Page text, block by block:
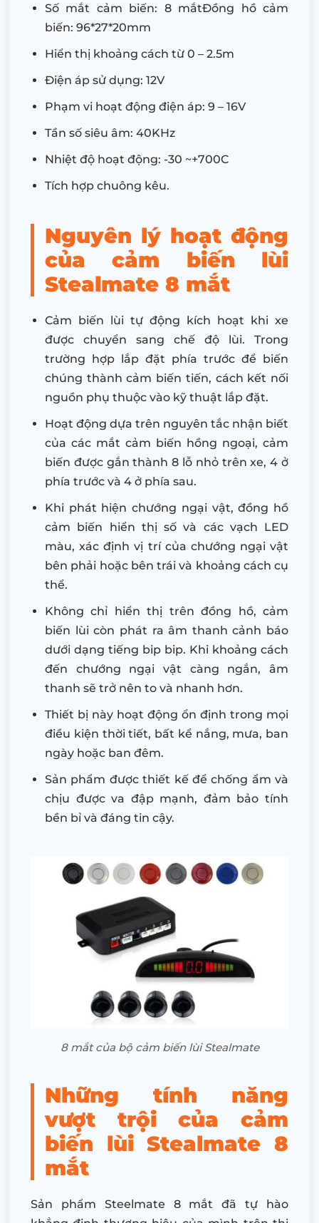
Số mắt cảm biến: 8 mắtĐồng hồ cảm
biến: 96*27*20mm
Hiển thị khoảng cách từ 0 – 2.5m
Điện áp sử dụng: 12V
Phạm vi hoạt động điện áp: 9 – 16V
Tần số siêu âm: 40KHz
Nhiệt độ hoạt động: -30 ~+700C
Tích hợp chuông kêu.
Nguyên lý hoạt động
của cảm biến lùi
Stealmate 8 mắt
Cảm biến lùi tự động kích hoạt khi xe
được chuyển sang chế độ lùi. Trong
trường hợp lắp đặt phía trước để biến
chúng thành cảm biến tiến, cách kết nối
nguồn phụ thuộc vào kỹ thuật lắp đặt.
Hoạt động dựa trên nguyên tắc nhận biết
của các mắt cảm biến hồng ngoại, cảm
biến được gắn thành 8 lỗ nhỏ trên xe, 4 ở
phía trước và 4 ở phía sau.
Khi phát hiện chướng ngại vật, đồng hồ
cảm biến hiển thị số và các vạch LED
màu, xác định vị trí của chướng ngại vật
bên phải hoặc bên trái và khoảng cách cụ
thể.
Không chỉ hiển thị trên đồng hồ, cảm
biến lùi còn phát ra âm thanh cảnh báo
dưới dạng tiếng bip bip. Khi khoảng cách
đến chướng ngại vật càng ngắn, âm
thanh sẽ trở nên to và nhanh hơn.
Thiết bị này hoạt động ổn định trong mọi
điều kiện thời tiết, bất kể nắng, mưa, ban
ngày hoặc ban đêm.
Sản phẩm được thiết kế để chống ẩm và
chịu được va đập mạnh, đảm bảo tính
bền bỉ và đáng tin cậy.
8 mắt của bộ cảm biến lùi Stealmate
Những tính năng
vượt trội của cảm
biến lùi Stealmate 8
mắt
Sản phẩm Steelmate 8 mắt đã tự hào